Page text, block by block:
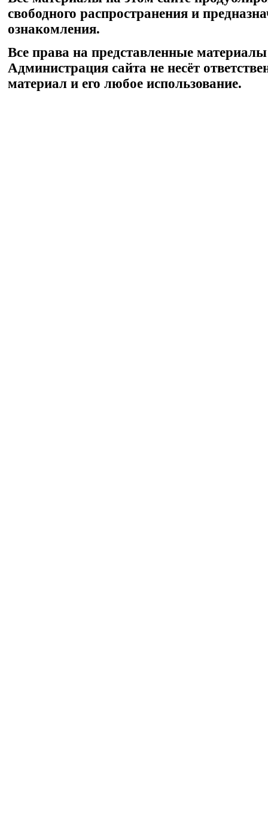
свободного распространения и
ознакомления.
Все права на представленные
Администрация сайта не несёт
материал и его любое использование.